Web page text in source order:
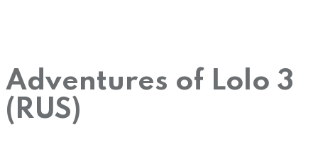
Adventures of Lolo 3
(RUS)